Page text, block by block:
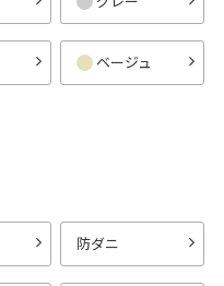
ベージュ
防ダニ